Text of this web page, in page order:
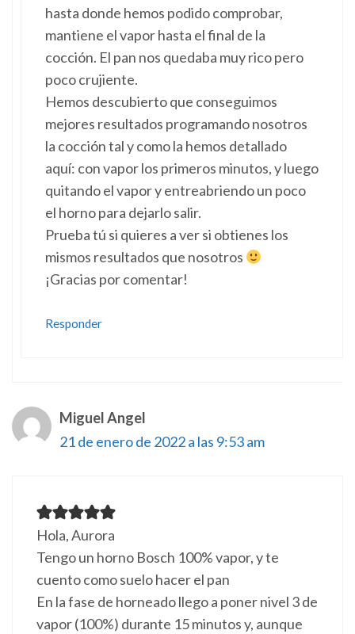
hasta donde hemos podido comprobar,
mantiene el vapor hasta el final de la
cocción. El pan nos quedaba muy rico pero
poco crujiente.
Hemos descubierto que conseguimos
mejores resultados programando nosotros
la cocción tal y como la hemos detallado
aquí: con vapor los primeros minutos, y luego
quitando el vapor y entreabriendo un poco
el horno para dejarlo salir.
Prueba tú si quieres a ver si obtienes los
mismos resultados que nosotros
¡Gracias por comentar!
Responder
Miguel Angel
21 de enero de 2022 a las 9:53 am
Hola, Aurora
Tengo un horno Bosch 100% vapor, y te
cuento como suelo hacer el pan
En la fase de horneado llego a poner nivel 3 de
vapor (100%) durante 15 minutos y, aunque